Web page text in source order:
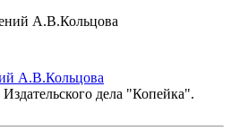
А.В.Кольцова
дела "Копейка".